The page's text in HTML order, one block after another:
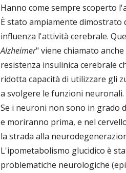
Hanno come sempre scoperto
È stato ampiamente dimostrato
influenza l'attività cerebrale.
Alzheimer" viene chiamato anche
resistenza insulinica cerebrale
ridotta capacità di utilizzare gli
a svolgere le funzioni neuronali.
Se i neuroni non sono in grado
e moriranno prima, e nel
la strada alla
L'ipometabolismo glucidico è
problematiche neurologiche